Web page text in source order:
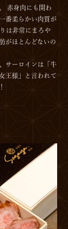
赤身肉にも関わ
番柔らかい肉質が
は非常にまろや
がほとんどないの
サーロインは「牛
王様」と言われて